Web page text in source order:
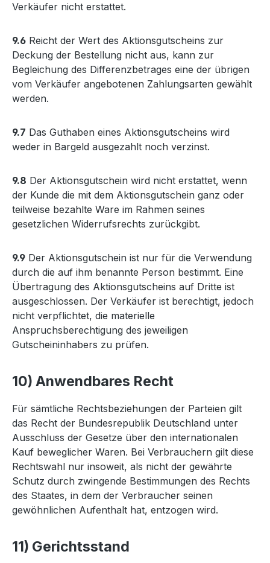
Verkäufer nicht erstattet.
9.6 Reicht der Wert des Aktionsgutscheins zur
Deckung der Bestellung nicht aus, kann zur
Begleichung des Differenzbetrages eine der übrigen
vom Verkäufer angebotenen Zahlungsarten gewählt
werden.
9.7 Das Guthaben eines Aktionsgutscheins wird
weder in Bargeld ausgezahlt noch verzinst.
9.8 Der Aktionsgutschein wird nicht erstattet, wenn
der Kunde die mit dem Aktionsgutschein ganz oder
teilweise bezahlte Ware im Rahmen seines
gesetzlichen Widerrufsrechts zurückgibt.
9.9 Der Aktionsgutschein ist nur für die Verwendung
durch die auf ihm benannte Person bestimmt. Eine
Übertragung des Aktionsgutscheins auf Dritte ist
ausgeschlossen. Der Verkäufer ist berechtigt, jedoch
nicht verpflichtet, die materielle
Anspruchsberechtigung des jeweiligen
Gutscheininhabers zu prüfen.
10) Anwendbares Recht
Für sämtliche Rechtsbeziehungen der Parteien gilt
das Recht der Bundesrepublik Deutschland unter
Ausschluss der Gesetze über den internationalen
Kauf beweglicher Waren. Bei Verbrauchern gilt diese
Rechtswahl nur insoweit, als nicht der gewährte
Schutz durch zwingende Bestimmungen des Rechts
des Staates, in dem der Verbraucher seinen
gewöhnlichen Aufenthalt hat, entzogen wird.
11) Gerichtsstand